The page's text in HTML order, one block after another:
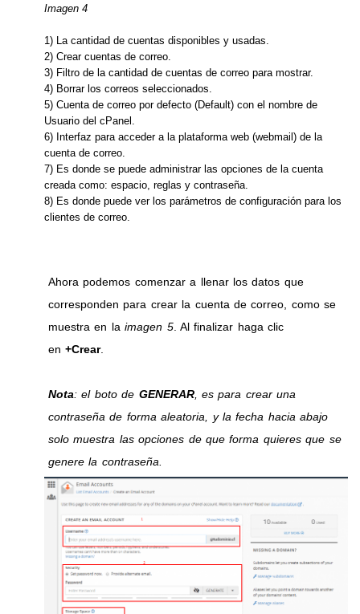
Imagen 4
1) La cantidad de cuentas disponibles y usadas.
2) Crear cuentas de correo.
3) Filtro de la cantidad de cuentas de correo para mostrar.
4) Borrar los correos seleccionados.
5) Cuenta de correo por defecto (Default) con el nombre de
Usuario del cPanel.
6) Interfaz para acceder a la plataforma web (webmail) de la
cuenta de correo.
7) Es donde se puede administrar las opciones de la cuenta
creada como: espacio, reglas y contraseña.
8) Es donde puede ver los parámetros de configuración para los
clientes de correo.
Ahora podemos comenzar a llenar los datos que
corresponden para crear la cuenta de correo, como se
muestra en la imagen 5. Al finalizar haga clic
en+Crear.
Nota: el boto de GENERAR, es para crear una
contraseña de forma aleatoria, y la fecha hacia abajo
solo muestra las opciones de que forma quieres que se
genere la contraseña.